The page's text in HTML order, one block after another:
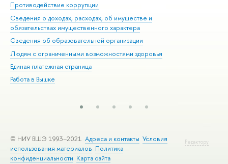
Противодействие коррупции
Сведения о доходах, расходах, об имуществе и
обязательствах имущественного характера
Сведения об образовательной организации
Людям с ограниченными возможностями здоровья
Единая платежная страница
Работа в Вышке
Редактору
© НИУ ВШЭ 1993–2021 Адреса и контакты Условия
использования материалов Политика
конфиденциальности Карта сайта